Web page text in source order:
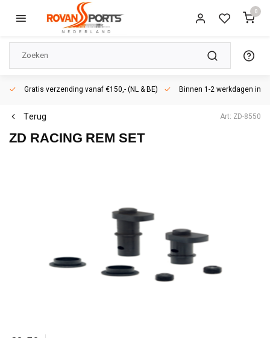
0
Gratis verzending vanaf €150,- (NL & BE) Binnen 1-2 werkdagen in
Terug Art: ZD-8550
ZD RACING REM SET